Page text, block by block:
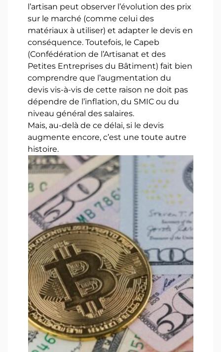
l’artisan peut observer l’évolution des prix
sur le marché (comme celui des
matériaux à utiliser) et adapter le devis en
conséquence. Toutefois, le Capeb
(Confédération de l’Artisanat et des
Petites Entreprises du Bâtiment) fait bien
comprendre que l’augmentation du
devis vis-à-vis de cette raison ne doit pas
dépendre de l’inflation, du SMIC ou du
niveau général des salaires.
Mais, au-delà de ce délai, si le devis
augmente encore, c’est une toute autre
histoire.